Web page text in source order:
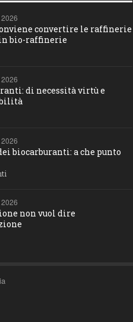
convertire le raffinerie
bio-raffinerie
di necessità virtù e
biocarburanti: a che punto
non vuol dire